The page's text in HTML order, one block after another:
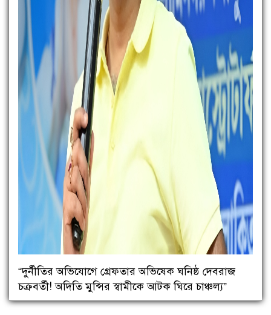
“দুর্নীতির অভিযোগে গ্রেফতার অভিষেক ঘনিষ্ঠ দেবরাজ
চক্রবর্তী! অদিতি মুন্সির স্বামীকে আটক ঘিরে চাঞ্চল্য”